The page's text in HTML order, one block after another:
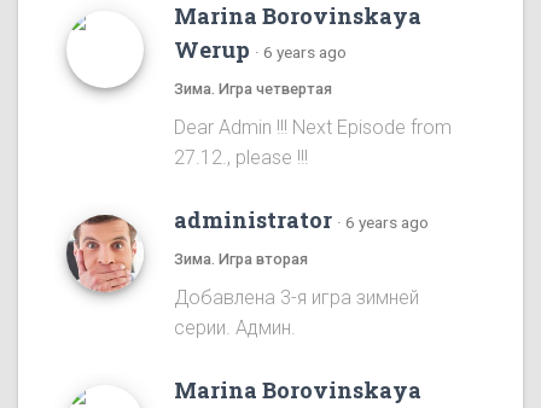
Marina Borovinskaya
Werup · 6 years ago
Зима. Игра четвертая
Dear Admin !!! Next Episode from
27.12., please !!!
administrator · 6 years ago
Зима. Игра вторая
Добавлена 3-я игра зимней
серии. Админ.
Marina Borovinskaya